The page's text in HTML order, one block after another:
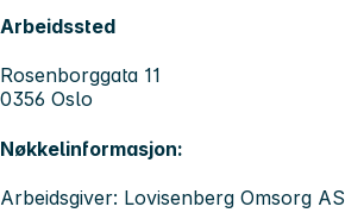
Arbeidssted
Rosenborggata 11
0356 Oslo
Nøkkelinformasjon:
Arbeidsgiver: Lovisenberg Omsorg AS